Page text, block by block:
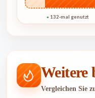
● 132-mal genutzt
Weitere
Vergleichen Sie